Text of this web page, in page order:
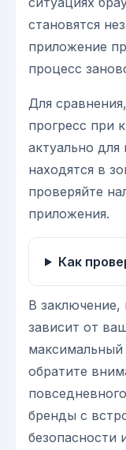
становятся
приложение
процесс
Для
прогресс при
актуально
находятся в
проверяйте
приложения.
Как
В заключение,
зависит от
обратите
бренды с
безопасности